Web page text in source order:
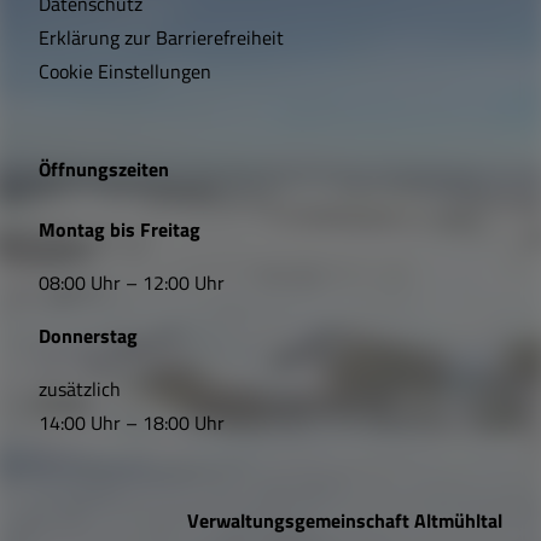
t
i
e
L
n
k
s
Erklärung zur Barrierefreiheit
Cookie Einstellungen
Öffnungszeiten
Montag bis Freitag
08:00 Uhr – 12:00 Uhr
Donnerstag
zusätzlich
14:00 Uhr – 18:00 Uhr
Verwaltungsgemeinschaft Altmühltal